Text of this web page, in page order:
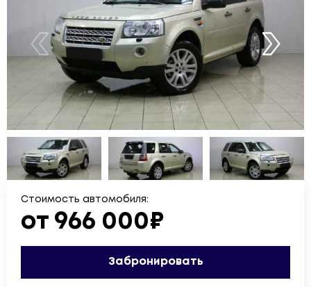
Стоимость автомобиля:
от 966 000₽
Забронировать